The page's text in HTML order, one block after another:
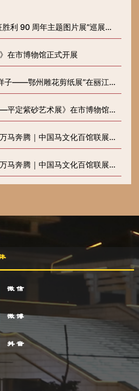
利 90 周年主题图片展”巡展预告
在市博物馆正式开展
鄂州雕花剪纸展”在丽江市博物院开展
定紫砂艺术展》在市博物馆正式开展
马奔腾｜中国马文化百馆联展（六）
马奔腾｜中国马文化百馆联展（五）
微信
微博
抖音